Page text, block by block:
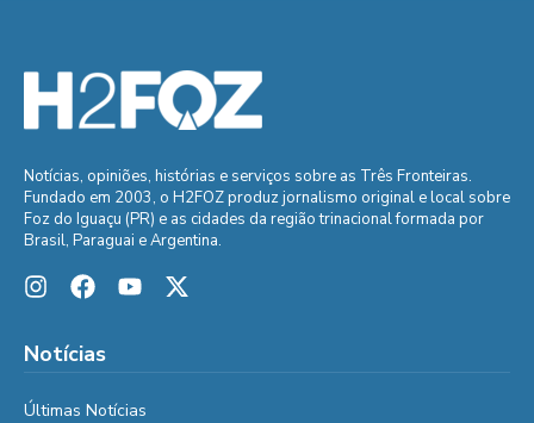
Notícias, opiniões, histórias e serviços sobre as Três Fronteiras.
Fundado em 2003, o H2FOZ produz jornalismo original e local sobre
Foz do Iguaçu (PR) e as cidades da região trinacional formada por
Brasil, Paraguai e Argentina.
Notícias
Últimas Notícias